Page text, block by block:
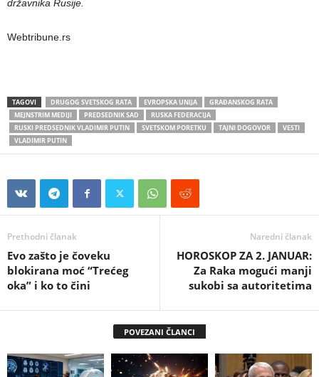
državnika Rusije.
Webtribune.rs
TAGOVI DRUGOG SVETSKOG RATA EVROPSKA UNIJA
GRAĐANSKOG RATA
MEJNSTRIM MEDIJI
PREDSEDNIK SAD
RUSKA FEDERACIJA
RUSKI PREDSEDNIK VLADIMIR PUTIN
SVETSKOM PORETKU TAJNI DOGOVOR
VESTI
VLADIMIR PUTIN
Prethodni članak
Evo zašto je čoveku
blokirana moć “Trećeg
oka” i ko to čini
Naredni članak
HOROSKOP ZA 2. JANUAR:
Za Raka mogući manji
sukobi sa autoritetima
POVEZANI ČLANCI